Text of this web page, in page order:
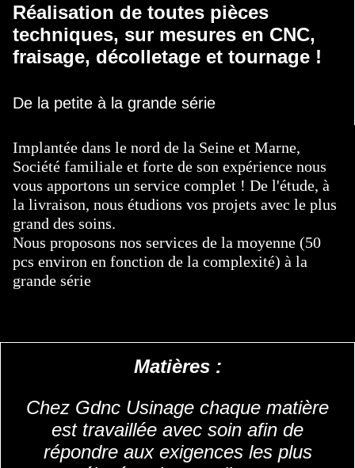
Réalisation de toutes pièces
techniques, sur mesures en CNC,
fraisage, décolletage et tournage !
De la petite à la grande série
Implantée dans le nord de la Seine et Marne,
Société familiale et forte de son expérience nous
vous apportons un service complet ! De l'étude, à
la livraison, nous étudions vos projets avec le plus
grand des soins.
Nous proposons nos services de la moyenne (50
pcs environ en fonction de la complexité) à la
grande série
Matières :
Chez Gdnc Usinage chaque matière
est travaillée avec soin afin de
répondre aux exigences les plus